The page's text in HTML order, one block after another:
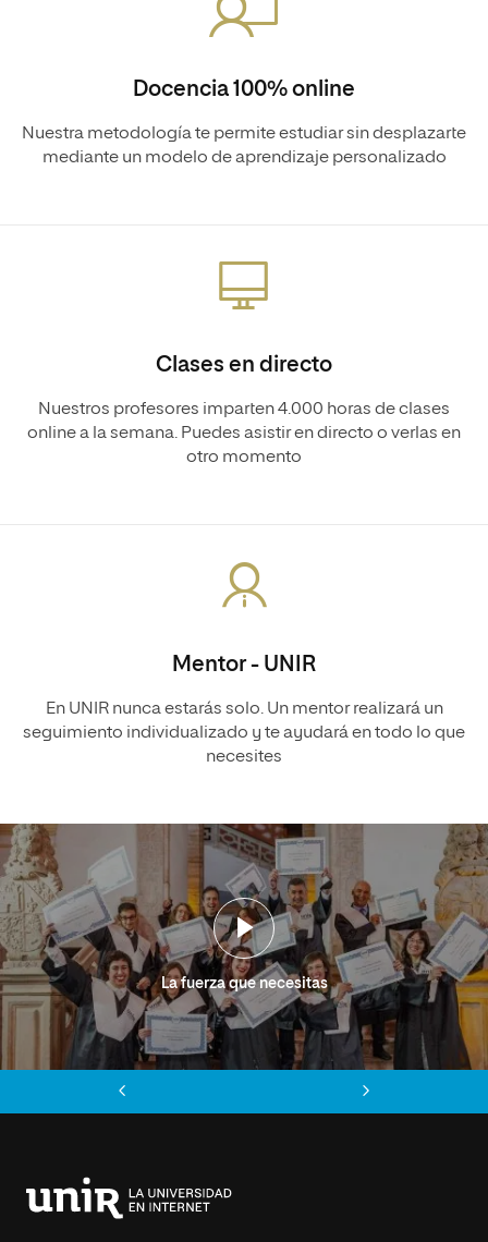
Docencia 100% online
Nuestra metodología te permite estudiar sin desplazarte
mediante un modelo de aprendizaje personalizado
Clases en directo
Nuestros profesores imparten 4.000 horas de clases
online a la semana. Puedes asistir en directo o verlas en
otro momento
Mentor - UNIR
En UNIR nunca estarás solo. Un mentor realizará un
seguimiento individualizado y te ayudará en todo lo que
necesites
La fuerza que necesitas